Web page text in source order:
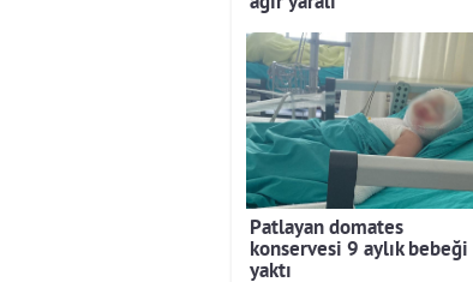
Patlayan domates
konservesi 9 aylık bebeği
yaktı